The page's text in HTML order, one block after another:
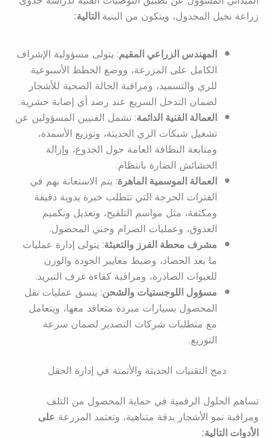
زراعة نخيل المجدول، ويتكون من البنيةالتالية:
المهندس الزراعي المقيم: يتولى مسؤولية الإشراف
الكامل على المزرعة، ووضع الخطط الأسبوعية
للري والتسميد، ومراقبة الحالة الصحية للأشجار
لضمان التدخل السريع عند رصد أي إصابة حشرية.
العمالة الفنية الدائمة: تشمل الفنيين المسؤولين عن
تشغيل شبكات الري الحديثة، وتوزيع الأسمدة،
ومتابعة النظافة العامة حول الجذوع، وإزالة
الحشائش الضارة بانتظام.
العمالة الموسمية الماهرة: يتم الاستعانة بهم في
الفترات الحرجة التي تتطلب خبرة يدوية دقيقة
ومكثفة، مثل مواسم التلقيح، وتعديل وتكميم
العذوق، وعمليات الصرام وجني المحصول.
مشرف محطة الفرز والتعبئة: يتولى إدارة عمليات
ما بعد الحصاد، وضبط معايير الجودة والوزن
للعبوات الصادرة، ومراقبة كفاءة غرف التبريد.
مسؤول اللوجستيات والشحن: ينسق عمليات نقل
المحصول بسيارات مبردة متعاقد معها، ويتعامل
مع متطلبات شركات التصدير لضمان سرعة
التوزيع.
دمج التقنيات الحديثة والأتمتة في إدارة الحقل
تساهم الحلول الرقمية في حماية المحصول من التلف
ومراقبة نمو الأشجار بدقة متناهية، وتعتمد المزرعة على
الأدوات التالية: